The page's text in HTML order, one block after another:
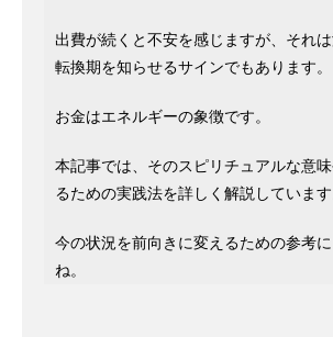
出費が続くと不安を感じますが、それ
転換期を知らせるサインでもあります。
お金はエネルギーの象徴です。
本記事では、そのスピリチュアルな意
るための実践法を詳しく解説しています
今の状況を前向きに変えるための参考
ね。